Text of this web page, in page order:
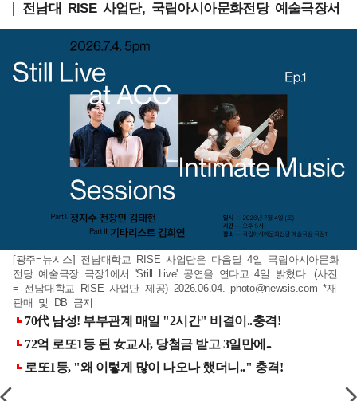
전남대 RISE 사업단, 국립아시아문화전당 예술극장서
[광주=뉴시스] 전남대학교 RISE 사업단은 다음달 4일 국립아시아문화
전당 예술극장 극장1에서 'Still Live' 공연을 연다고 4일 밝혔다. (사진
= 전남대학교 RISE 사업단 제공) 2026.06.04.photo@newsis.com *재
판매 및 DB 금지